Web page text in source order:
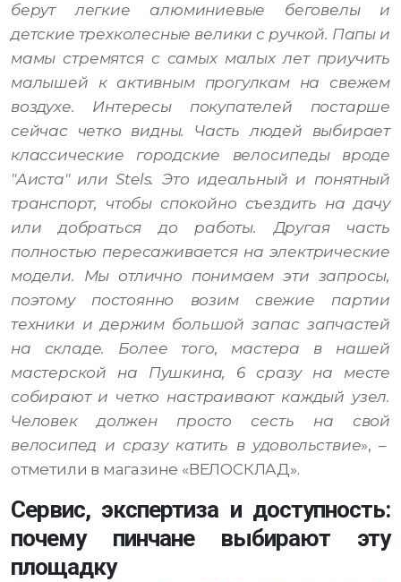
берут легкие алюминиевые беговелы и
детские трехколесные велики с ручкой. Папы и
мамы стремятся с самых малых лет приучить
малышей к активным прогулкам на свежем
воздухе. Интересы покупателей постарше
сейчас четко видны. Часть людей выбирает
классические городские велосипеды вроде
"Аиста" или Stels. Это идеальный и понятный
транспорт, чтобы спокойно съездить на дачу
или добраться до работы. Другая часть
полностью пересаживается на электрические
модели. Мы отлично понимаем эти запросы,
поэтому постоянно возим свежие партии
техники и держим большой запас запчастей
на складе. Более того, мастера в нашей
мастерской на Пушкина, 6 сразу на месте
собирают и четко настраивают каждый узел.
Человек должен просто сесть на свой
велосипед и сразу катить в удовольствие», –
отметили в магазине «ВЕЛОСКЛАД».
Сервис, экспертиза и доступность:
почему пинчане выбирают эту
площадку